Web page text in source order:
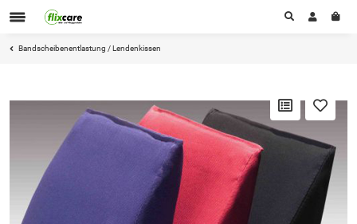
Bandscheibenentlastung / Lendenkissen